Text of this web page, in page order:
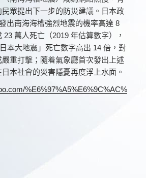
眾提出下一步的防災建議。日本政
出南海海槽強烈地震的機率高達 8
萬人死亡（2019 年估算數字），
本大地震」死亡數字高出 14 倍，對
重打擊；隨着氣象廳首次發出上述
本社會的災害隱憂再度浮上水面。
%E6%97%A5%E6%9C%AC%